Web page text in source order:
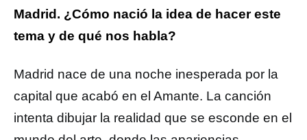
Madrid. ¿Cómo nació la idea de hacer este
tema y de qué nos habla?
Madrid nace de una noche inesperada por la
capital que acabó en el Amante. La canción
intenta dibujar la realidad que se esconde en el